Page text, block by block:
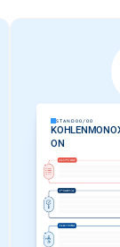
STAND00/00
ON